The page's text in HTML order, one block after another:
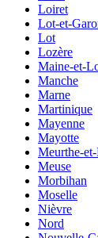
Loiret
Lot-et-
Lot
Lozère
Maine-et-
Manche
Marne
Martinique
Mayenne
Mayotte
Meurthe-
Meuse
Morbihan
Moselle
Nièvre
Nord